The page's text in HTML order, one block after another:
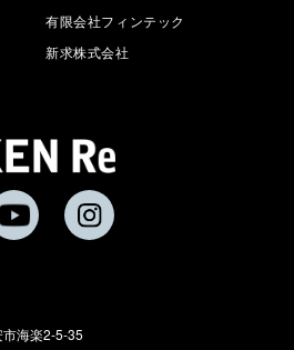
海楽2-5-35
有限会社フィンテック
新求株式会社